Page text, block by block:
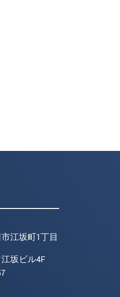
江坂町1丁目
坂ビル4F